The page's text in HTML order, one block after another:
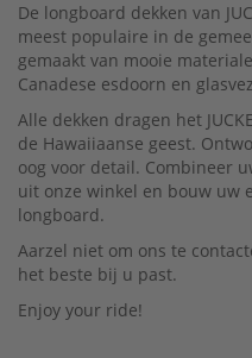
De longboard dekken van
meest populaire in de
gemaakt van mooie
Canadese esdoorn en
Alle dekken dragen het
de Hawaiiaanse geest.
oog voor detail. Combineer
uit onze winkel en bouw uw
longboard.
Aarzel niet om ons te
het beste bij u past.
Enjoy your ride!